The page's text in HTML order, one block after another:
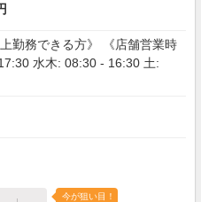
勤務できる方》 《店舗営業時
水木: 08:30 - 16:30 土:
今が狙い目！